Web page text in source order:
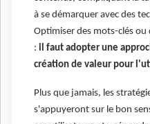
à se démarquer avec des
Optimiser des mots-clés ou
: il faut adopter une
création de valeur pour
Plus que jamais, les
s'appuyeront sur le bon